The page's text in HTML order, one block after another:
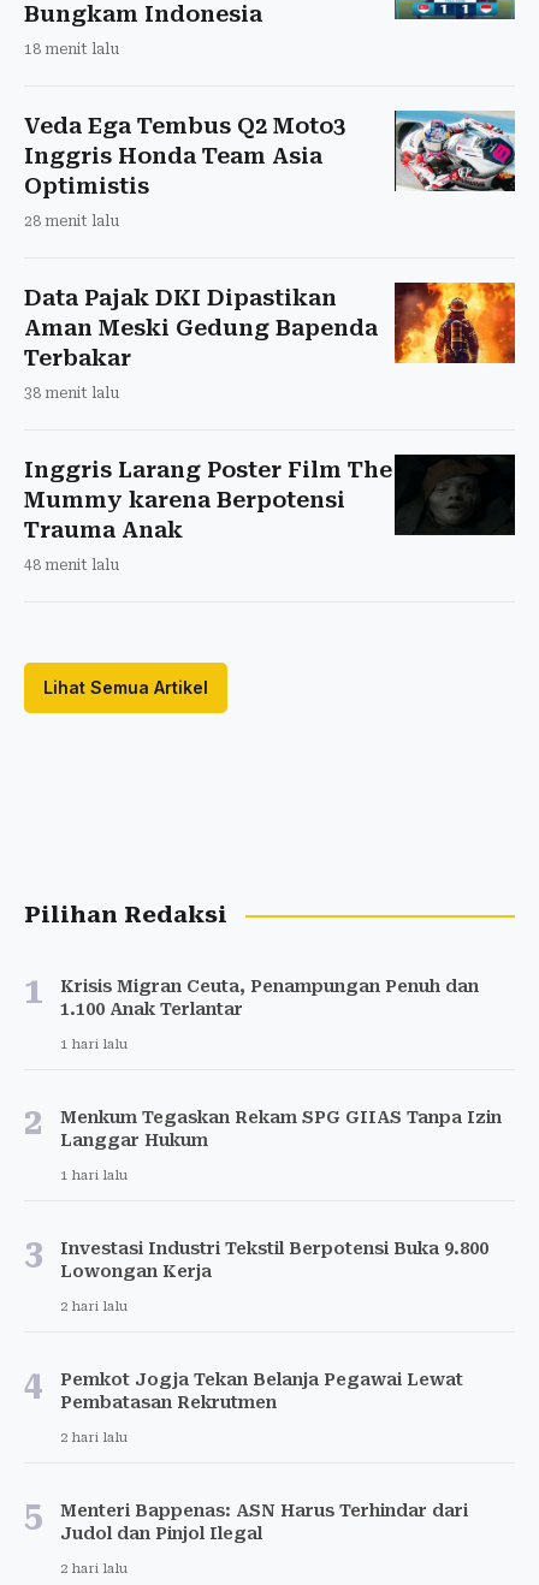
Bungkam Indonesia
18 menit lalu
Veda Ega Tembus Q2 Moto3
Inggris Honda Team Asia
Optimistis
28 menit lalu
Data Pajak DKI Dipastikan
Aman Meski Gedung Bapenda
Terbakar
38 menit lalu
Inggris Larang Poster Film The
Mummy karena Berpotensi
Trauma Anak
48 menit lalu
Lihat Semua Artikel
Pilihan Redaksi
1
Krisis Migran Ceuta, Penampungan Penuh dan
1.100 Anak Terlantar
1 hari lalu
2
Menkum Tegaskan Rekam SPG GIIAS Tanpa Izin
Langgar Hukum
1 hari lalu
3
Investasi Industri Tekstil Berpotensi Buka 9.800
Lowongan Kerja
2 hari lalu
4
Pemkot Jogja Tekan Belanja Pegawai Lewat
Pembatasan Rekrutmen
2 hari lalu
5
Menteri Bappenas: ASN Harus Terhindar dari
Judol dan Pinjol Ilegal
2 hari lalu